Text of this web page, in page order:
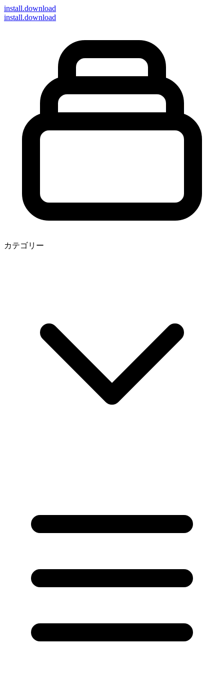
install.download
install.download
カテゴリー